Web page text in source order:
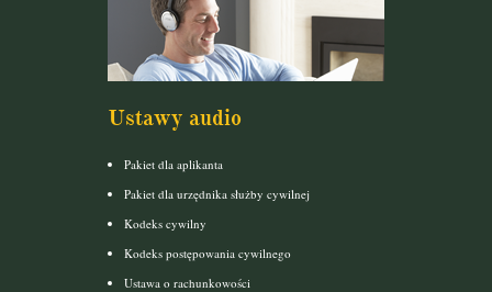
Ustawy audio
Pakiet dla aplikanta
Pakiet dla urzędnika służby cywilnej
Kodeks cywilny
Kodeks postępowania cywilnego
Ustawa o rachunkowości